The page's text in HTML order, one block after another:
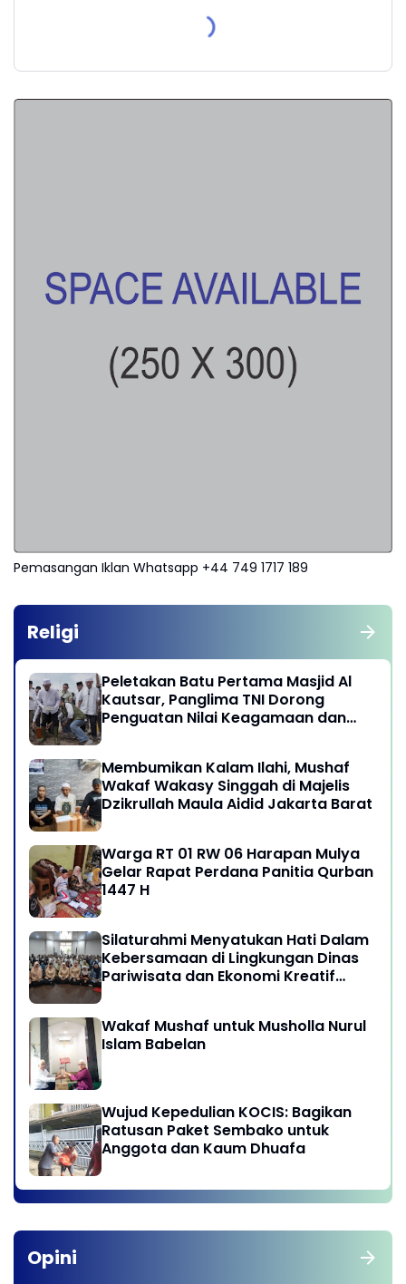
Pemasangan Iklan Whatsapp +44 749 1717 189
Religi
Peletakan Batu Pertama Masjid Al
Kautsar, Panglima TNI Dorong
Penguatan Nilai Keagamaan dan
Membumikan Kalam Ilahi, Mushaf
Wakaf Wakasy Singgah di Majelis
Dzikrullah Maula Aidid Jakarta Barat
Warga RT 01 RW 06 Harapan Mulya
Gelar Rapat Perdana Panitia Qurban
1447 H
Silaturahmi Menyatukan Hati Dalam
Kebersamaan di Lingkungan Dinas
Pariwisata dan Ekonomi Kreatif
Wakaf Mushaf untuk Musholla Nurul
Islam Babelan
Wujud Kepedulian KOCIS: Bagikan
Ratusan Paket Sembako untuk
Anggota dan Kaum Dhuafa
Opini